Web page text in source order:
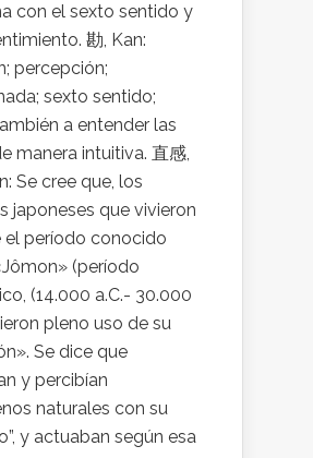
con el sexto sentido y
勘, Kan:
percepción;
sexto sentido;
a entender las
manera intuitiva. 直感,
Se cree que, los
japoneses que vivieron
el período conocido
(período
(14.000 a.C.- 30.000
pleno uso de su
Se dice que
y percibían
naturales con su
y actuaban según esa